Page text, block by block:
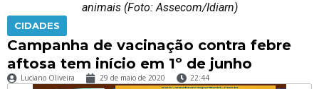
animais (Foto: Assecom/Idiarn)
CIDADES
Campanha de vacinação contra febre
aftosa tem início em 1º de junho
Luciano Oliveira 29 de maio de 2020 22:44